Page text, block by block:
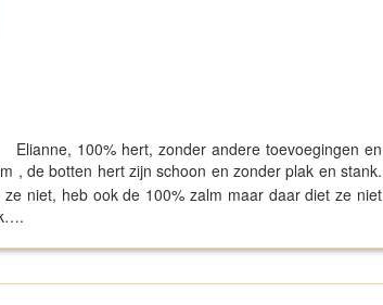
Elianne, 100% hert, zonder andere toevoegingen en
, de botten hert zijn schoon en zonder plak en stank.
niet, heb ook de 100% zalm maar daar diet ze niet